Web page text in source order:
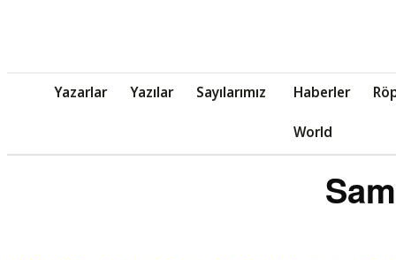
Yazarlar Yazılar Sayılarımız Haberler
World